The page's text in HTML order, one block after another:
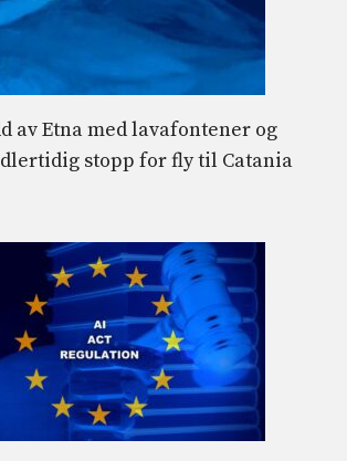
av Etna med lavafontener og
stopp for fly til Catania